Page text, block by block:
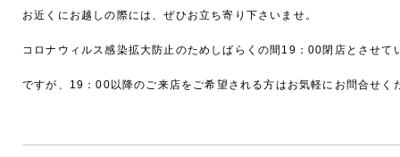
お近くにお越しの際には、ぜひお立ち寄り下さいませ。
コロナウィルス感染拡大防止のためしばらくの間19：00閉店とさせて
ですが、19：00以降のご来店をご希望される方はお気軽にお問合せく